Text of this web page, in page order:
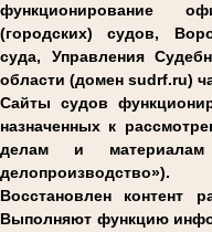
функционирование
(городских) судов,
суда, Управления
области (домен sudrf.ru)
Сайты судов
назначенных к
делам и
делопроизводство»).
Восстановлен контент
Выполняют функцию